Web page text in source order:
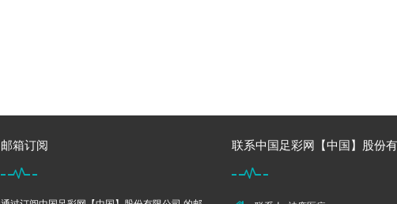
邮箱订阅 联系中国足彩网【中国】股份